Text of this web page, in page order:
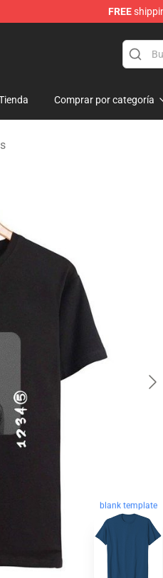
FREE
Shop
Comprar por categoría
blank template